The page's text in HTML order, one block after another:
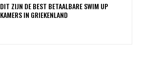
DIT ZIJN DE BEST BETAALBARE SWIM UP
KAMERS IN GRIEKENLAND